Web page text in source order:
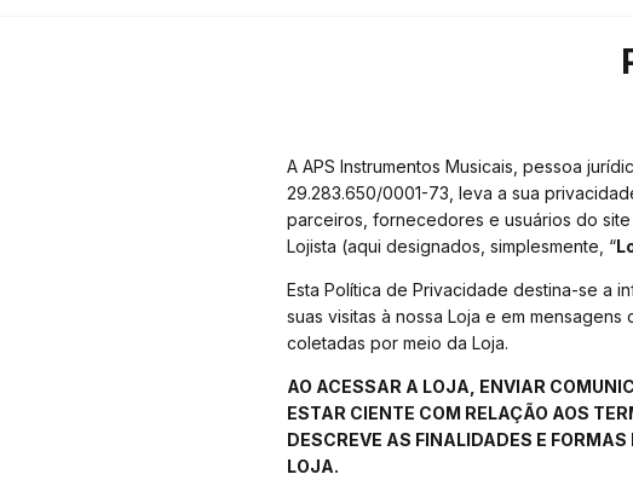
A APS Instrumentos Musicais, pessoa
29.283.650/0001-73, leva a sua
parceiros, fornecedores e usuários do
Lojista (aqui designados, simplesmente, “
Esta Política de Privacidade destina-se a
suas visitas à nossa Loja e em
coletadas por meio da Loja.
AO ACESSAR A LOJA, ENVIAR
ESTAR CIENTE COM RELAÇÃO AOS
DESCREVE AS FINALIDADES E
LOJA.